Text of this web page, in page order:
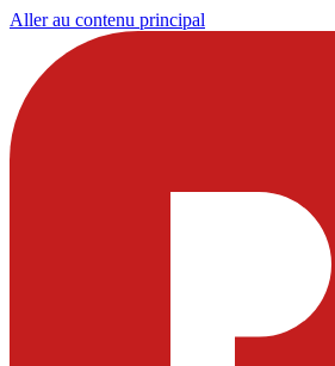
Aller au contenu principal